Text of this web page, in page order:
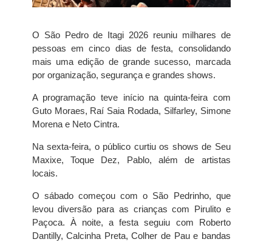
O São Pedro de Itagi 2026 reuniu milhares de
pessoas em cinco dias de festa, consolidando
mais uma edição de grande sucesso, marcada
por organização, segurança e grandes shows.
A programação teve início na quinta-feira com
Guto Moraes, Raí Saia Rodada, Silfarley, Simone
Morena e Neto Cintra.
Na sexta-feira, o público curtiu os shows de Seu
Maxixe, Toque Dez, Pablo, além de artistas
locais.
O sábado começou com o São Pedrinho, que
levou diversão para as crianças com Pirulito e
Paçoca. À noite, a festa seguiu com Roberto
Dantilly, Calcinha Preta, Colher de Pau e bandas